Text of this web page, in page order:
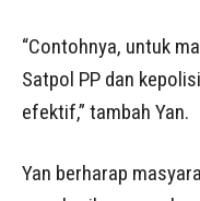
“Contohnya, untuk
Satpol PP dan
efektif,” tambah Yan.
Yan berharap